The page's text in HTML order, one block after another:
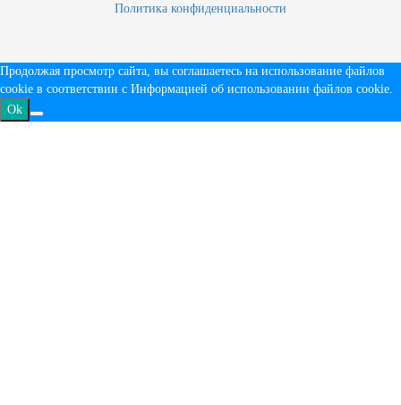
Политика конфиденциальности
Продолжая просмотр сайта, вы соглашаетесь на использование файлов
cookie в соответствии с Информацией об использовании файлов cookie.
Ok